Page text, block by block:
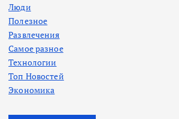
Люди
Полезное
Развлечения
Самое разное
Технологии
Топ Новостей
Экономика